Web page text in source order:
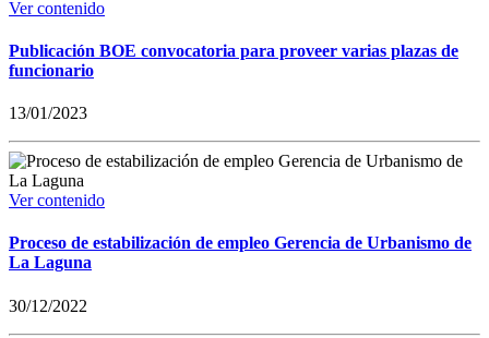
Ver contenido
Publicación BOE convocatoria para proveer varias plazas de
funcionario
13/01/2023
Ver contenido
Proceso de estabilización de empleo Gerencia de Urbanismo de
La Laguna
30/12/2022